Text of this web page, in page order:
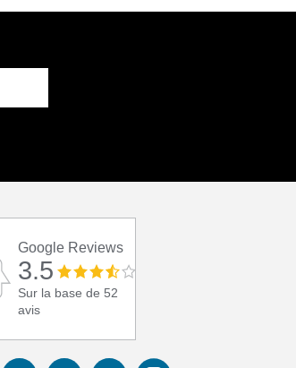
Google Reviews
3.5
Sur la base de 52
avis